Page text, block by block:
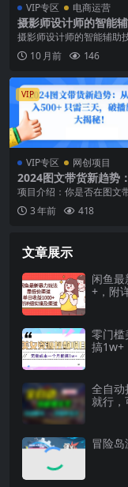
VIP专区 电商运营
摄影师设计师的智能
巧，摄影-设计-建筑-电
摄影师设计师的智能辅助
影-设计-建筑-电商-平面 适
绘画零基础爱...
10 月前 146
VIP
VIP专区 网创项目
2024图文带货新趋势
日入500+ 只需三天，
技术大揭秘！
项目介绍：你是否在图文
苦挣扎，销量与收益均不
意？别担心，今天我们将...
3 年前 418
文章展示
闲鱼
+，附
零门槛
搞1w+
全自动
就行，
冒险